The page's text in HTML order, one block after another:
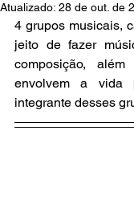
Atualizado: 28 de out. de
4 grupos musicais,
jeito de fazer
composição,
envolvem a vida
integrante desses